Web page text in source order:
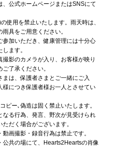
公式ホームページまたはSNSにて
使用を禁止いたします。雨天時は、
具をご用意ください。
加いただき、健康管理には十分心
ます。
影のカメラが入り、お客様が映り
了承ください。
は、保護者さまとご一緒にご入
につき保護者様お一人とさせてい
ー､偽造は固く禁止いたします。
る行為、発言、野次が見受けられ
だく場合がございます。
画撮影・録音行為は禁止です。
共の場にて、Hearts2Heartsの肖像